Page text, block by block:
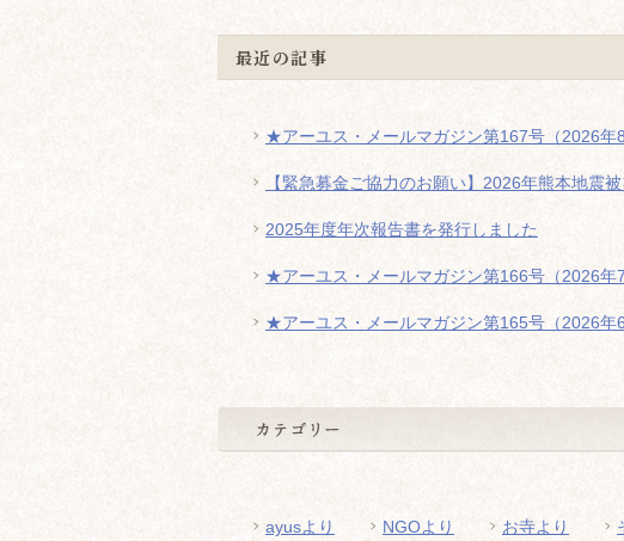
最近の記事
★アーユス・メールマガジン第167号（2026
【緊急募金ご協力のお願い】2026年熊本地震
2025年度年次報告書を発行しました
★アーユス・メールマガジン第166号（2026
★アーユス・メールマガジン第165号（2026
ayusより NGOより お寺より